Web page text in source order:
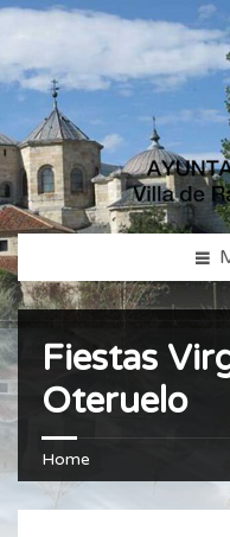
Fiestas
Oteruelo
Home